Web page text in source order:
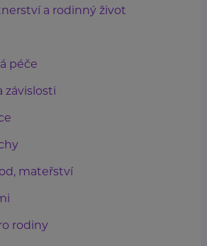
a rodinný život
péče
závislosti
mateřství
rodiny